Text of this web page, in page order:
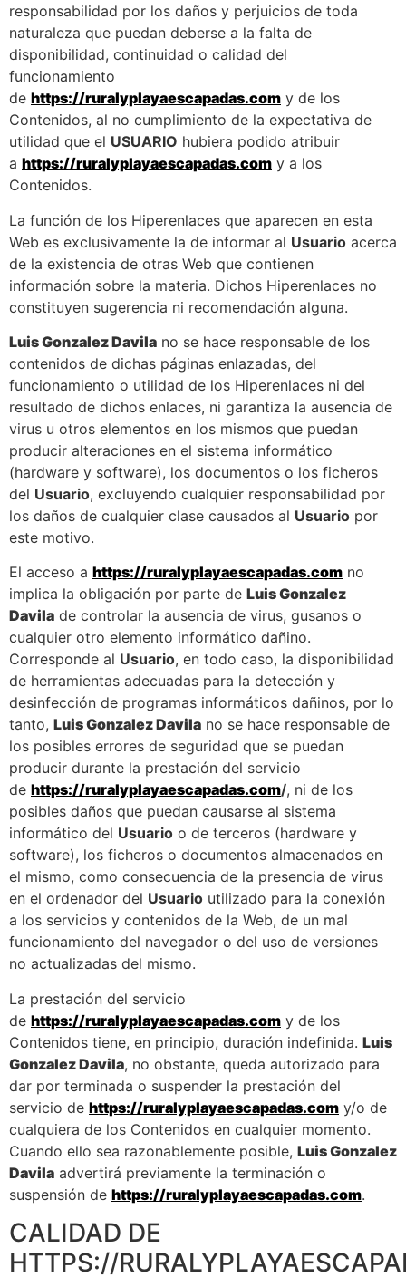
responsabilidad por los daños y perjuicios de toda
naturaleza que puedan deberse a la falta de
disponibilidad, continuidad o calidad del
funcionamiento
de https://ruralyplayaescapadas.com y de los
Contenidos, al no cumplimiento de la expectativa de
utilidad que el USUARIO hubiera podido atribuir
a https://ruralyplayaescapadas.com y a los
Contenidos.
La función de los Hiperenlaces que aparecen en esta
Web es exclusivamente la de informar al Usuario acerca
de la existencia de otras Web que contienen
información sobre la materia. Dichos Hiperenlaces no
constituyen sugerencia ni recomendación alguna.
Luis Gonzalez Davila no se hace responsable de los
contenidos de dichas páginas enlazadas, del
funcionamiento o utilidad de los Hiperenlaces ni del
resultado de dichos enlaces, ni garantiza la ausencia de
virus u otros elementos en los mismos que puedan
producir alteraciones en el sistema informático
(hardware y software), los documentos o los ficheros
del Usuario, excluyendo cualquier responsabilidad por
los daños de cualquier clase causados al Usuario por
este motivo.
El acceso a https://ruralyplayaescapadas.com no
implica la obligación por parte de Luis Gonzalez
Davila de controlar la ausencia de virus, gusanos o
cualquier otro elemento informático dañino.
Corresponde al Usuario, en todo caso, la disponibilidad
de herramientas adecuadas para la detección y
desinfección de programas informáticos dañinos, por lo
tanto, Luis Gonzalez Davila no se hace responsable de
los posibles errores de seguridad que se puedan
producir durante la prestación del servicio
de https://ruralyplayaescapadas.com/, ni de los
posibles daños que puedan causarse al sistema
informático del Usuario o de terceros (hardware y
software), los ficheros o documentos almacenados en
el mismo, como consecuencia de la presencia de virus
en el ordenador del Usuario utilizado para la conexión
a los servicios y contenidos de la Web, de un mal
funcionamiento del navegador o del uso de versiones
no actualizadas del mismo.
La prestación del servicio
de https://ruralyplayaescapadas.com y de los
Contenidos tiene, en principio, duración indefinida. Luis
Gonzalez Davila, no obstante, queda autorizado para
dar por terminada o suspender la prestación del
servicio de https://ruralyplayaescapadas.com y/o de
cualquiera de los Contenidos en cualquier momento.
Cuando ello sea razonablemente posible, Luis Gonzalez
Davila advertirá previamente la terminación o
suspensión de https://ruralyplayaescapadas.com.
CALIDAD DE
HTTPS://